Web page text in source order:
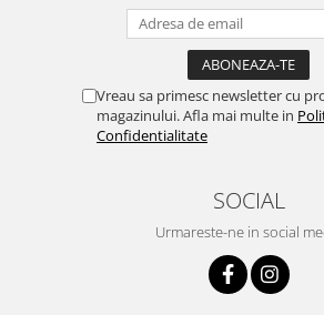
Vreau sa primesc newsletter cu
magazinului. Afla mai multe in
Confidentialitate
SOCIAL
Urmareste-ne in social